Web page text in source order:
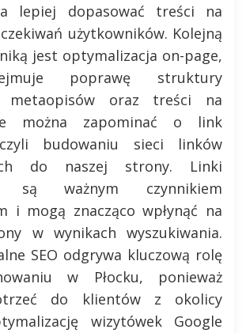
lepiej dopasować treści na
użytkowników. Kolejną
jest optymalizacja on-page,
poprawę struktury
metaopisów oraz treści na
można zapominać o link
budowaniu sieci linków
do naszej strony. Linki
są ważnym czynnikiem
i mogą znacząco wpłynąć na
w wynikach wyszukiwania.
SEO odgrywa kluczową rolę
w Płocku, ponieważ
do klientów z okolicy
wizytówek Google